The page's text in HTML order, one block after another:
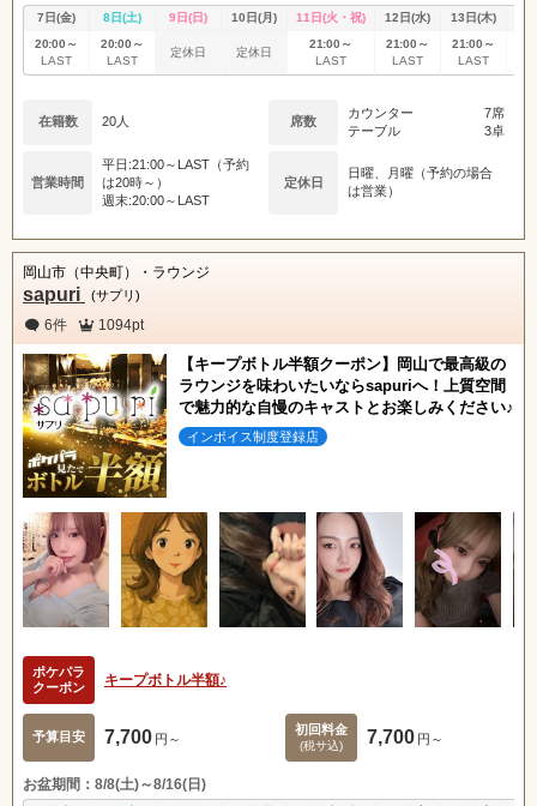
7日(金) 8日(土) 9日(日) 10日(月) 11日(火・祝) 12日(水) 13日(木)
20:00～
LAST
20:00～
LAST
定休日 定休日
21:00～
LAST
21:00～
LAST
21:00～
LAST
在籍数 20人 席数
カウンター
7席
テーブル
3卓
営業時間
平日:21:00～LAST（予約
は20時～）
週末:20:00～LAST
定休日
日曜、月曜（予約の場合
は営業）
岡山市（中央町）・ラウンジ
sapuri (サプリ)
6件 1094pt
【キープボトル半額クーポン】岡山で最高級の
ラウンジを味わいたいならsapuriへ！上質空間
で魅力的な自慢のキャストとお楽しみください♪
インボイス制度登録店
ポケパラ
クーポン
キープボトル半額♪
予算目安 7,700 円～
初回料金
(税サ込) 7,700 円～
お盆期間：8/8(土)～8/16(日)